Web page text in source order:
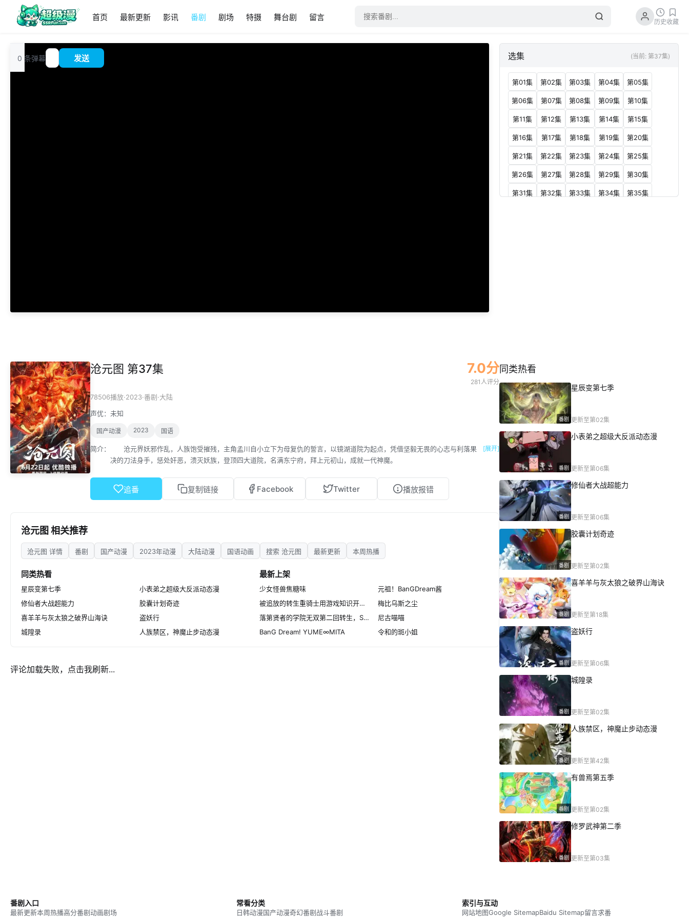
首页 最新更新 影讯 番剧 剧场 特摄 舞台剧 留言 历史收藏
追
番
?
0 条弹幕 发送 选集 (当前: 第37集)
第01集 第02集 第03集 第04集 第05集
第06集 第07集 第08集 第09集 第10集
第11集 第12集 第13集 第14集 第15集
第16集 第17集 第18集 第19集 第20集
第21集 第22集 第23集 第24集 第25集
第26集 第27集 第28集 第29集 第30集
第31集 第32集 第33集 第34集 第35集
沧元图 第37集 7.0分
281人评分
78506播放·2023·番剧·大陆
声优： 未知
国产动漫 2023 国语
简介：
沧元界妖邪作乱，人族饱受摧残，主角孟川自小立下为母复仇的誓言，以镜湖道院为起点，凭借坚毅无畏的心志与利落果
决的刀法身手，惩处奸恶，溃灭妖族，登顶四大道院，名满东宁府，拜上元初山，成就一代神魔。
[展开]
追番 复制链接 Facebook Twitter 播放报错
沧元图 相关推荐
沧元图 详情 番剧 国产动漫 2023年动漫 大陆动漫 国语动画 搜索 沧元图 最新更新 本周热播
同类热看
星辰变第七季
小表弟之超级大反派动态漫
修仙者大战超能力
胶囊计划奇迹
喜羊羊与灰太狼之破界山海诀
盗妖行
城隍录
人族禁区，神魔止步动态漫
最新上架
少女怪兽焦糖味
元祖！BanGDream酱
被追放的转生重骑士用游戏知识开无双
梅比乌斯之尘
落第贤者的学院无双第二回转生，S等级作弊魔术师冒险记
尼古喵喵
BanG Dream! YUME∞MITA
令和的斑小姐
评论加载失败，点击我刷新...
同类热看
番剧
星辰变第七季
更新至第02集
番剧
小表弟之超级大反派动态漫
更新至第06集
番剧
修仙者大战超能力
更新至第06集
番剧
胶囊计划奇迹
更新至第02集
番剧
喜羊羊与灰太狼之破界山海诀
更新至第18集
番剧
盗妖行
更新至第06集
番剧
城隍录
更新至第02集
番剧
人族禁区，神魔止步动态漫
更新至第42集
番剧
有兽焉第五季
更新至第02集
番剧
修罗武神第二季
更新至第03集
番剧入口
最新更新本周热播高分番剧动画剧场
常看分类
日韩动漫国产动漫奇幻番剧战斗番剧
索引与互动
网站地图Google SitemapBaidu Sitemap留言求番